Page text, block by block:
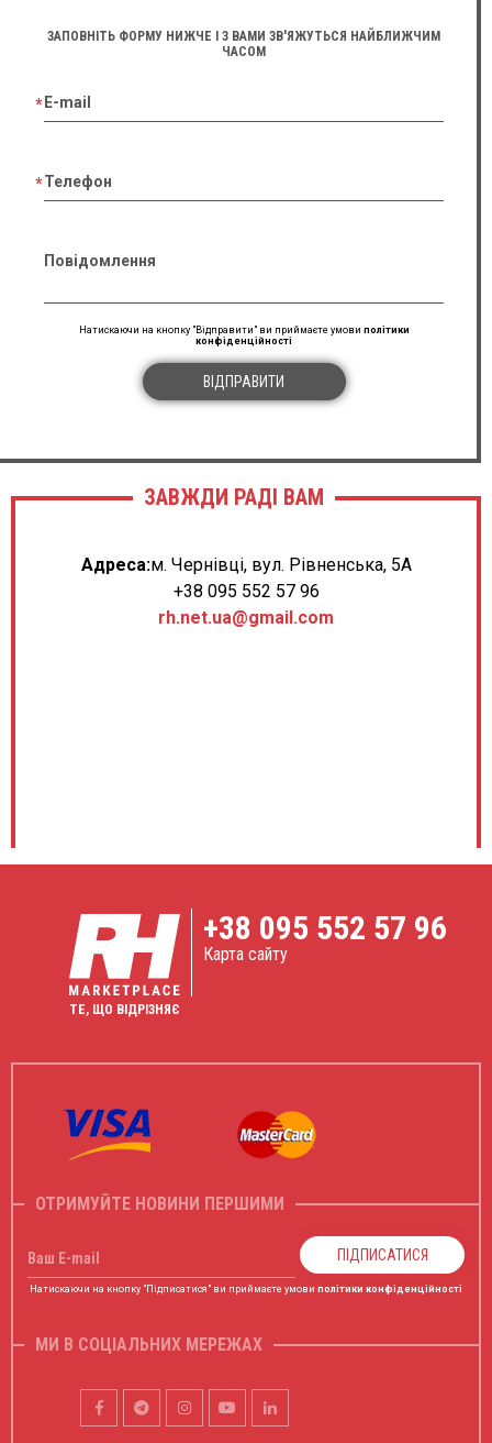
ЗАПОВНІТЬ ФОРМУ НИЖЧЕ І З ВАМИ ЗВ'ЯЖУТЬСЯ НАЙБЛИЖЧИМ
ЧАСОМ
E-mail
Телефон
Повідомлення
Натискаючи на кнопку "Відправити" ви приймаєте умови політики
конфіденційності
ВІДПРАВИТИ
ЗАВЖДИ РАДІ ВАМ
Адреса:м. Чернівці, вул. Рівненська, 5А
+38 095 552 57 96
rh.net.ua@gmail.com
ТЕ, ЩО ВІДРІЗНЯЄ
+38 095 552 57 96
Карта сайту
ОТРИМУЙТЕ НОВИНИ ПЕРШИМИ
Ваш E-mail ПІДПИСАТИСЯ
Натискаючи на кнопку "Підписатися" ви приймаєте умови політики конфіденційності
МИ В СОЦІАЛЬНИХ МЕРЕЖАХ